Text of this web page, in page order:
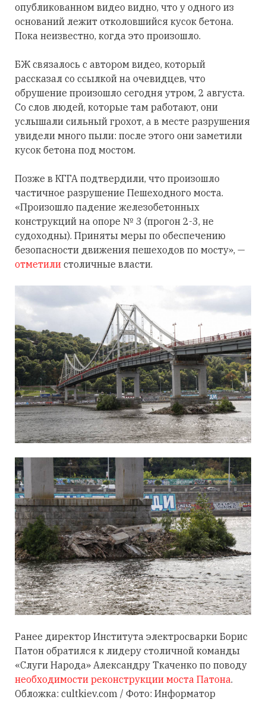
опубликованном видео видно, что у одного из
оснований лежит отколовшийся кусок бетона.
Пока неизвестно, когда это произошло.
БЖ связалось с автором видео, который
рассказал со ссылкой на очевидцев, что
обрушение произошло сегодня утром, 2 августа.
Со слов людей, которые там работают, они
услышали сильный грохот, а в месте разрушения
увидели много пыли: после этого они заметили
кусок бетона под мостом.
Позже в КГГА подтвердили, что произошло
частичное разрушение Пешеходного моста.
«Произошло падение железобетонных
конструкций на опоре № 3 (прогон 2-3, не
судоходны). Приняты меры по обеспечению
безопасности движения пешеходов по мосту», —
отметили столичные власти.
Ранее директор Института электросварки Борис
Патон обратился к лидеру столичной команды
«Слуги Народа» Александру Ткаченко по поводу
необходимости реконструкции моста Патона.
Обложка: cultkiev.com / Фото: Информатор